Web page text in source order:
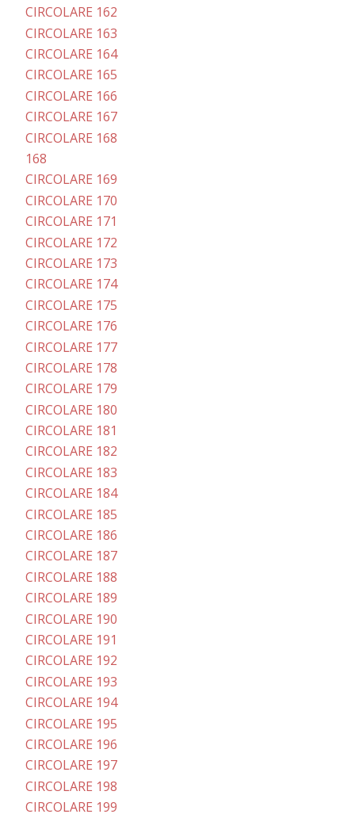
CIRCOLARE 162
CIRCOLARE 163
CIRCOLARE 164
CIRCOLARE 165
CIRCOLARE 166
CIRCOLARE 167
CIRCOLARE 168
168
CIRCOLARE 169
CIRCOLARE 170
CIRCOLARE 171
CIRCOLARE 172
CIRCOLARE 173
CIRCOLARE 174
CIRCOLARE 175
CIRCOLARE 176
CIRCOLARE 177
CIRCOLARE 178
CIRCOLARE 179
CIRCOLARE 180
CIRCOLARE 181
CIRCOLARE 182
CIRCOLARE 183
CIRCOLARE 184
CIRCOLARE 185
CIRCOLARE 186
CIRCOLARE 187
CIRCOLARE 188
CIRCOLARE 189
CIRCOLARE 190
CIRCOLARE 191
CIRCOLARE 192
CIRCOLARE 193
CIRCOLARE 194
CIRCOLARE 195
CIRCOLARE 196
CIRCOLARE 197
CIRCOLARE 198
CIRCOLARE 199